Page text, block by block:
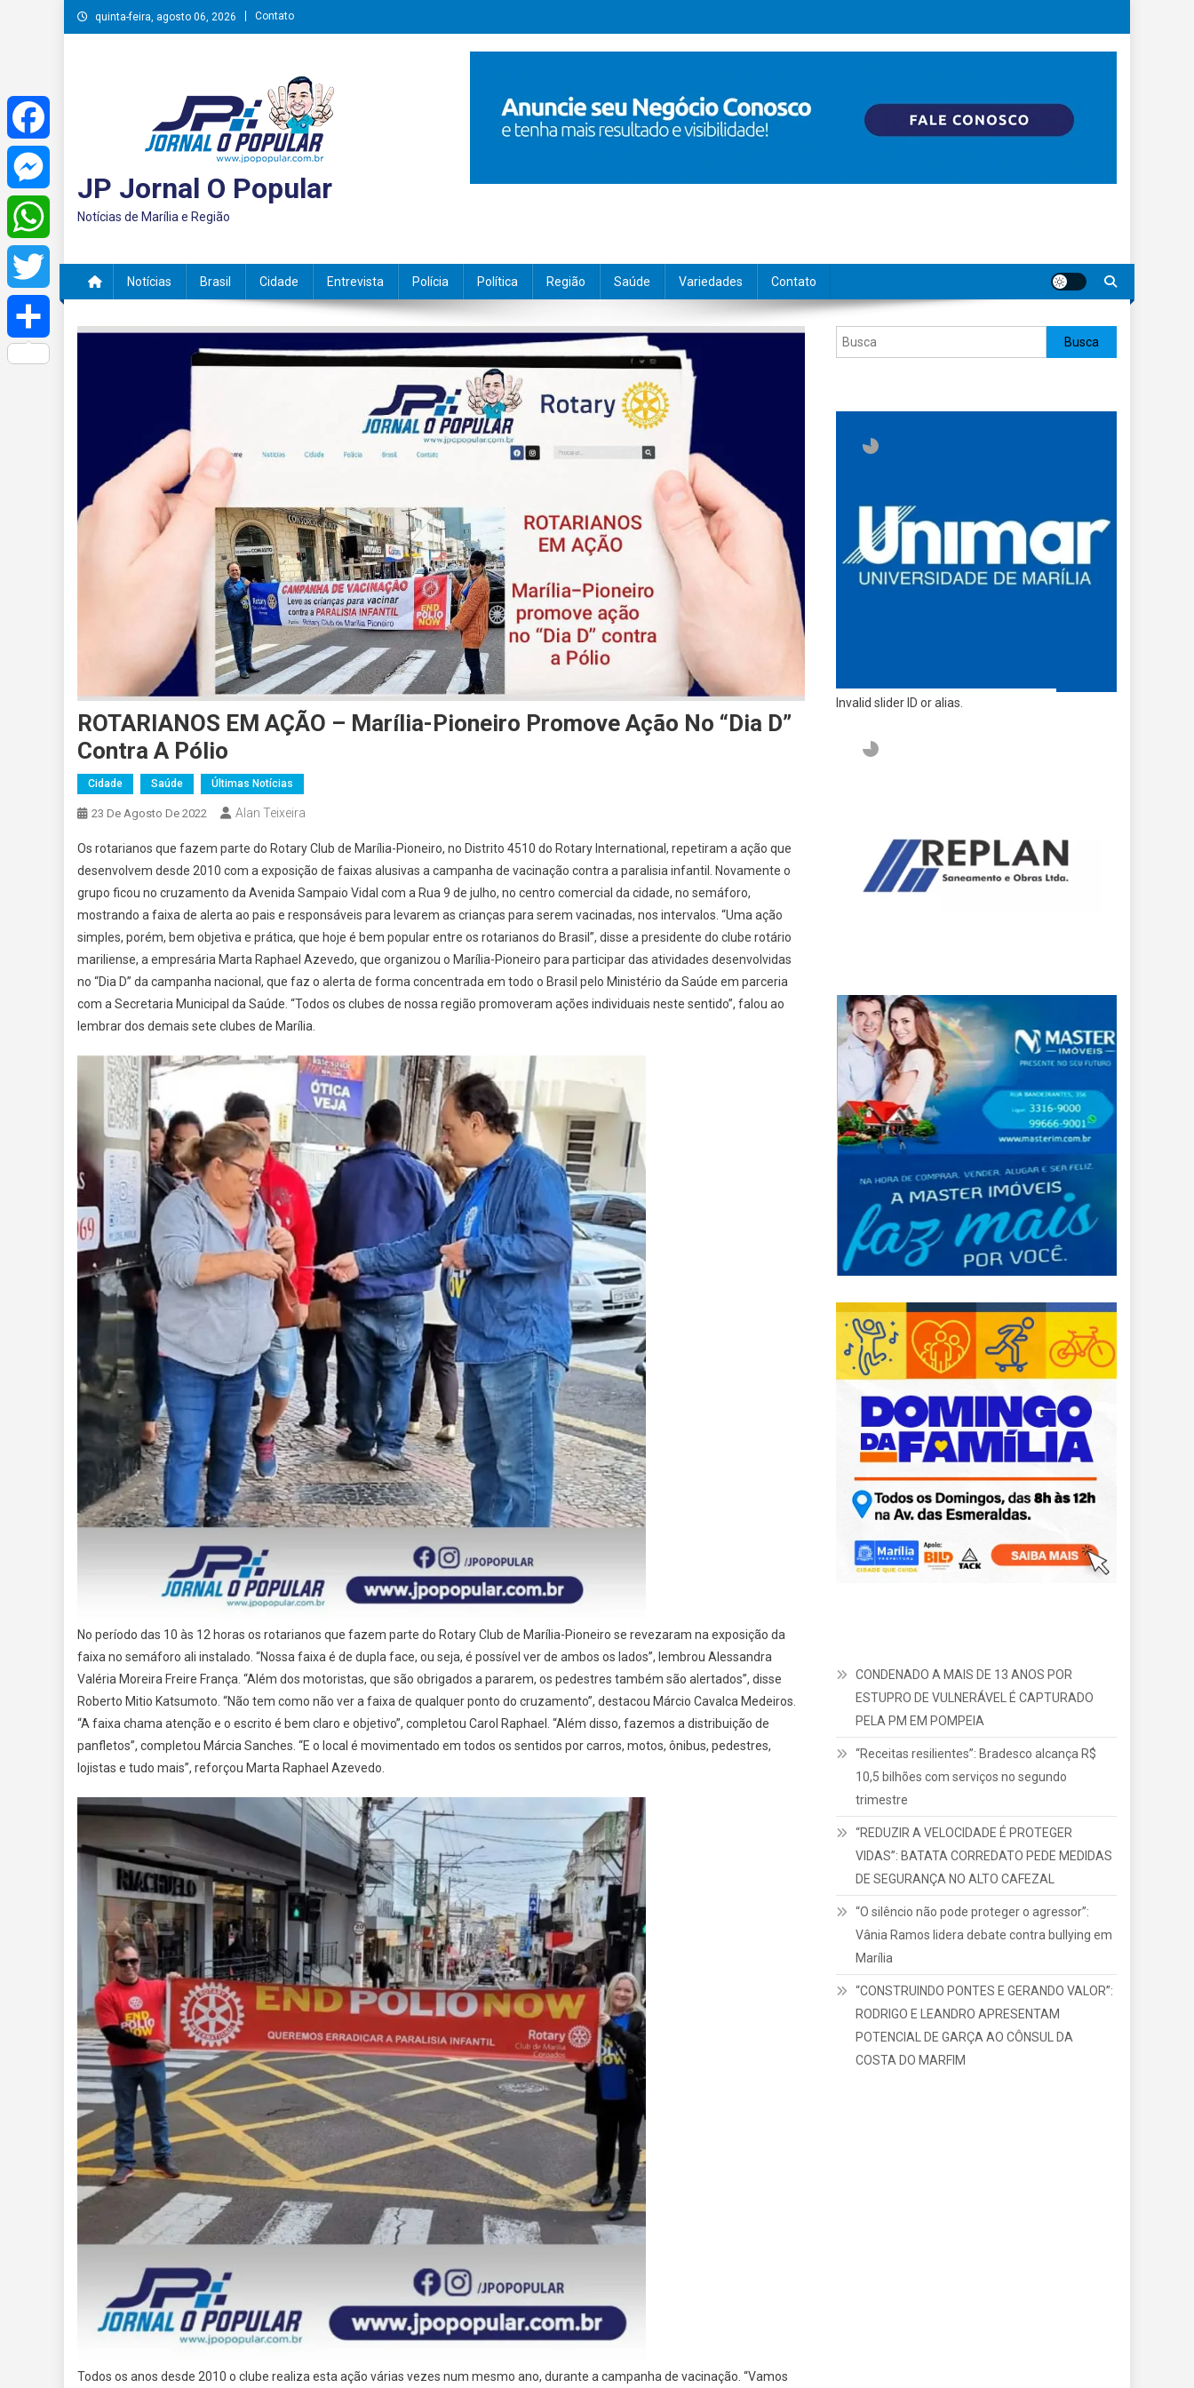
Skip
to
quinta-feira, agosto 06, 2026 Contato
JP Jornal O Popular
Notícias de Marília e Região
Notícias Brasil Cidade Entrevista Polícia Política Região Saúde Variedades Contato
ROTARIANOS EM AÇÃO – Marília-Pioneiro Promove Ação No “Dia D”
Contra A Pólio
Cidade Saúde Últimas Notícias
23 De Agosto De 2022 Alan Teixeira
Os rotarianos que fazem parte do Rotary Club de Marília-Pioneiro, no Distrito 4510 do Rotary International, repetiram a ação que
desenvolvem desde 2010 com a exposição de faixas alusivas a campanha de vacinação contra a paralisia infantil. Novamente o
grupo ficou no cruzamento da Avenida Sampaio Vidal com a Rua 9 de julho, no centro comercial da cidade, no semáforo,
mostrando a faixa de alerta ao pais e responsáveis para levarem as crianças para serem vacinadas, nos intervalos. “Uma ação
simples, porém, bem objetiva e prática, que hoje é bem popular entre os rotarianos do Brasil”, disse a presidente do clube rotário
mariliense, a empresária Marta Raphael Azevedo, que organizou o Marília-Pioneiro para participar das atividades desenvolvidas
no “Dia D” da campanha nacional, que faz o alerta de forma concentrada em todo o Brasil pelo Ministério da Saúde em parceria
com a Secretaria Municipal da Saúde. “Todos os clubes de nossa região promoveram ações individuais neste sentido”, falou ao
lembrar dos demais sete clubes de Marília.
No período das 10 às 12 horas os rotarianos que fazem parte do Rotary Club de Marília-Pioneiro se revezaram na exposição da
faixa no semáforo ali instalado. “Nossa faixa é de dupla face, ou seja, é possível ver de ambos os lados”, lembrou Alessandra
Valéria Moreira Freire França. “Além dos motoristas, que são obrigados a pararem, os pedestres também são alertados”, disse
Roberto Mitio Katsumoto. “Não tem como não ver a faixa de qualquer ponto do cruzamento”, destacou Márcio Cavalca Medeiros.
“A faixa chama atenção e o escrito é bem claro e objetivo”, completou Carol Raphael. “Além disso, fazemos a distribuição de
panfletos”, completou Márcia Sanches. “E o local é movimentado em todos os sentidos por carros, motos, ônibus, pedestres,
lojistas e tudo mais”, reforçou Marta Raphael Azevedo.
Todos os anos desde 2010 o clube realiza esta ação várias vezes num mesmo ano, durante a campanha de vacinação. “Vamos
Pesquisar Busca
Invalid slider ID or alias.
CONDENADO A MAIS DE 13 ANOS POR
ESTUPRO DE VULNERÁVEL É CAPTURADO
PELA PM EM POMPEIA
“Receitas resilientes”: Bradesco alcança R$
10,5 bilhões com serviços no segundo
trimestre
“REDUZIR A VELOCIDADE É PROTEGER
VIDAS”: BATATA CORREDATO PEDE MEDIDAS
DE SEGURANÇA NO ALTO CAFEZAL
“O silêncio não pode proteger o agressor”:
Vânia Ramos lidera debate contra bullying em
Marília
“CONSTRUINDO PONTES E GERANDO VALOR”:
RODRIGO E LEANDRO APRESENTAM
POTENCIAL DE GARÇA AO CÔNSUL DA
COSTA DO MARFIM
Facebook
Messenger
WhatsApp
Twitter
Share